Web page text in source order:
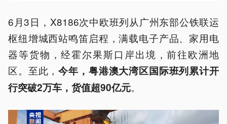
6月3日，X8186次中欧班列从广州东部公铁联运
枢纽增城西站鸣笛启程，满载电子产品、家用电
器等货物，经霍尔果斯口岸出境，前往欧洲地
区。至此，今年，粤港澳大湾区国际班列累计开
行突破2万车，货值超90亿元。